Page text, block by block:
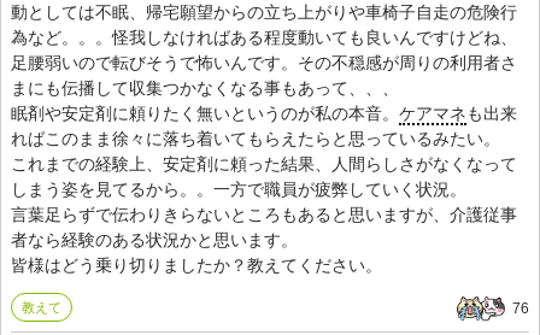
動としては不眠、帰宅願望からの立ち上がりや車椅子自走の危険行
為など。。。怪我しなければある程度動いても良いんですけどね、
足腰弱いので転びそうで怖いんです。その不穏感が周りの利用者さ
まにも伝播して収集つかなくなる事もあって、、、
眠剤や安定剤に頼りたく無いというのが私の本音。 ケアマネも出来
ればこのまま徐々に落ち着いてもらえたらと思っているみたい。
これまでの経験上、安定剤に頼った結果、人間らしさがなくなって
しまう姿を見てるから。。一方で職員が疲弊していく状況。
言葉足らずで伝わりきらないところもあると思いますが、介護従事
者なら経験のある状況かと思います。
皆様はどう乗り切りましたか？教えてください。
教えて 76